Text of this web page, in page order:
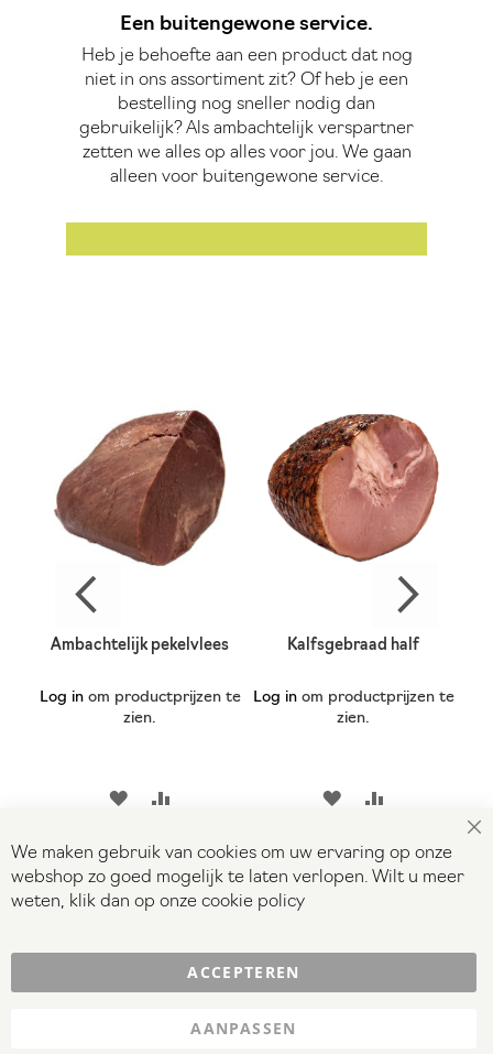
Een buitengewone service.
Heb je behoefte aan een product dat nog
niet in ons assortiment zit? Of heb je een
bestelling nog sneller nodig dan
gebruikelijk? Als ambachtelijk verspartner
zetten we alles op alles voor jou. We gaan
alleen voor buitengewone service.
Pastrami Amerikaans
Log inom productprijzen te
zien.
VOEG
AAN
VERLANGLIJST
TE
VERGELIJKEN
Leerdammer grillworst
Log inom productprijzen te
zien.
VOEG
AAN TE
We maken gebruik van cookies om uw ervaring op onze
webshop zo goed mogelijk te laten verlopen. Wilt u meer
weten, klik dan op onze cookie policy
ACCEPTEREN
AANPASSEN